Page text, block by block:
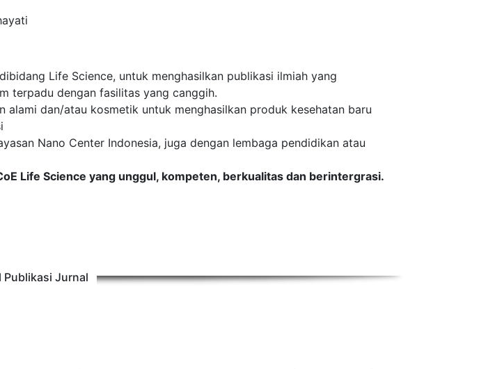
Life Science, untuk menghasilkan publikasi ilmiah yang
terpadu dengan fasilitas yang canggih.
alami dan/atau kosmetik untuk menghasilkan produk kesehatan baru
Nano Center Indonesia, juga dengan lembaga pendidikan atau
Life Science yang unggul, kompeten, berkualitas dan berintergrasi.
Publikasi Jurnal